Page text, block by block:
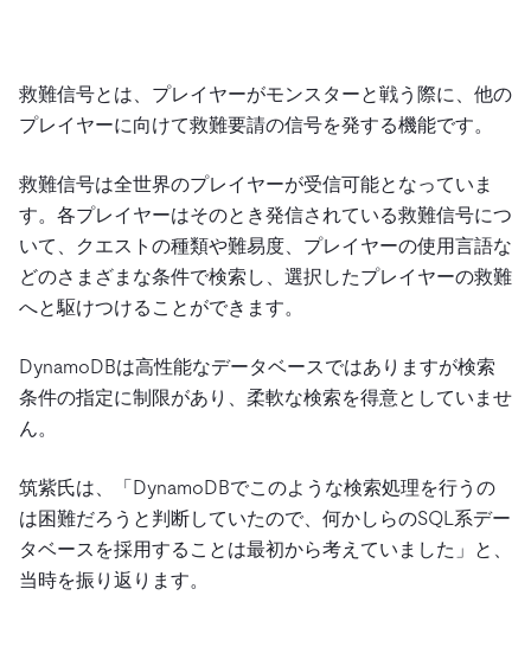
救難信号とは、プレイヤーがモンスターと戦う際に、他の
プレイヤーに向けて救難要請の信号を発する機能です。
救難信号は全世界のプレイヤーが受信可能となっていま
す。各プレイヤーはそのとき発信されている救難信号につ
いて、クエストの種類や難易度、プレイヤーの使用言語な
どのさまざまな条件で検索し、選択したプレイヤーの救難
へと駆けつけることができます。
DynamoDBは高性能なデータベースではありますが検索
条件の指定に制限があり、柔軟な検索を得意としていませ
ん。
筑紫氏は、「DynamoDBでこのような検索処理を行うの
は困難だろうと判断していたので、何かしらのSQL系デー
タベースを採用することは最初から考えていました」と、
当時を振り返ります。